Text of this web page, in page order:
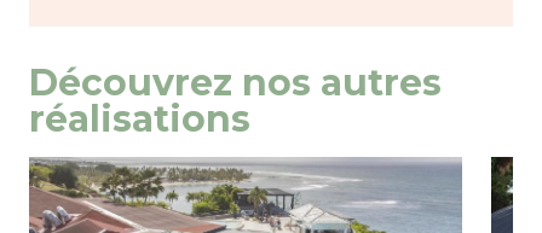
Découvrez nos autres
réalisations
Image
view view